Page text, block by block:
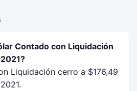
Contado con Liquidación
Liquidación cerro a $176,49